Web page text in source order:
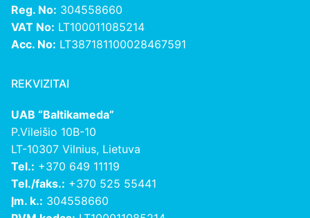
Reg. No: 304558660
VAT No: LT100011085214
Acc. No: LT387181100028467591
REKVIZITAI
UAB “Baltikameda”
P.Vileišio 10B-10
LT-10307 Vilnius, Lietuva
Tel.: +370 649 11119
Tel./faks.: +370 525 55441
Įm. k.: 304558660